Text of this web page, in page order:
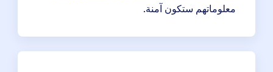
معلوماتهم ستكون آمنة.